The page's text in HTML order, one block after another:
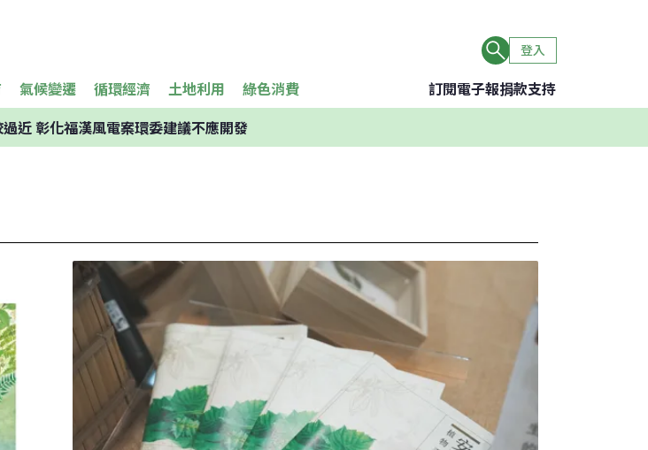
登入
氣候變遷 循環經濟 土地利用 綠色消費 訂閱電子報捐款支持
近 彰化福漢風電案環委建議不應開發